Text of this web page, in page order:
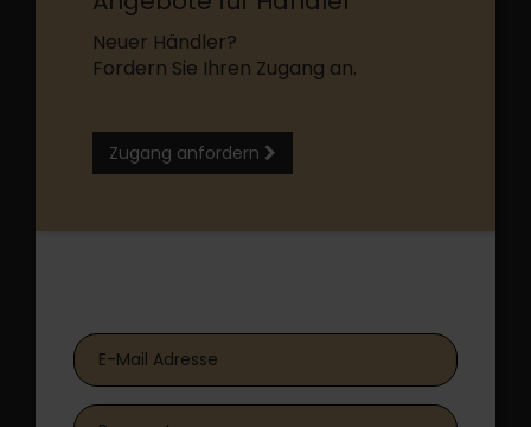
Neuer Händler?
Fordern Sie Ihren Zugang an.
Zugang anfordern